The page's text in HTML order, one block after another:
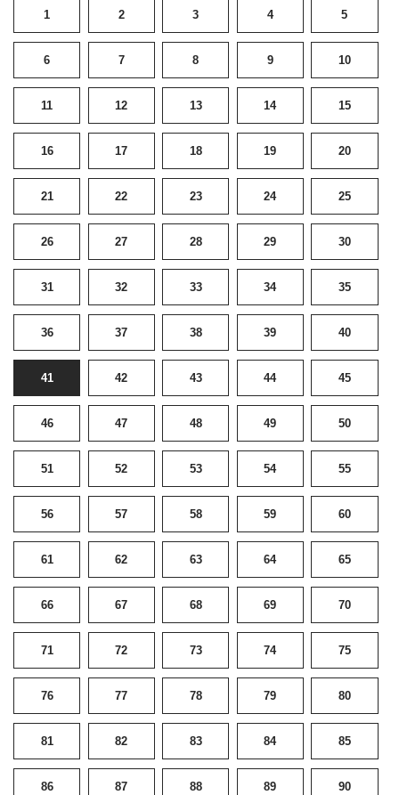
1 2 3 4 5
6 7 8 9 10
11 12 13 14 15
16 17 18 19 20
21 22 23 24 25
26 27 28 29 30
31 32 33 34 35
36 37 38 39 40
41 42 43 44 45
46 47 48 49 50
51 52 53 54 55
56 57 58 59 60
61 62 63 64 65
66 67 68 69 70
71 72 73 74 75
76 77 78 79 80
81 82 83 84 85
86 87 88 89 90